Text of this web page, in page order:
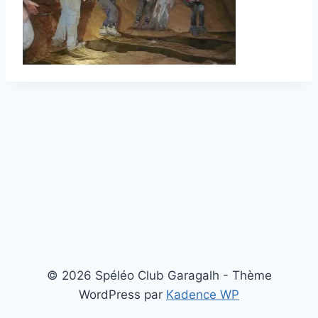
© 2026 Spéléo Club Garagalh - Thème
WordPress par Kadence WP